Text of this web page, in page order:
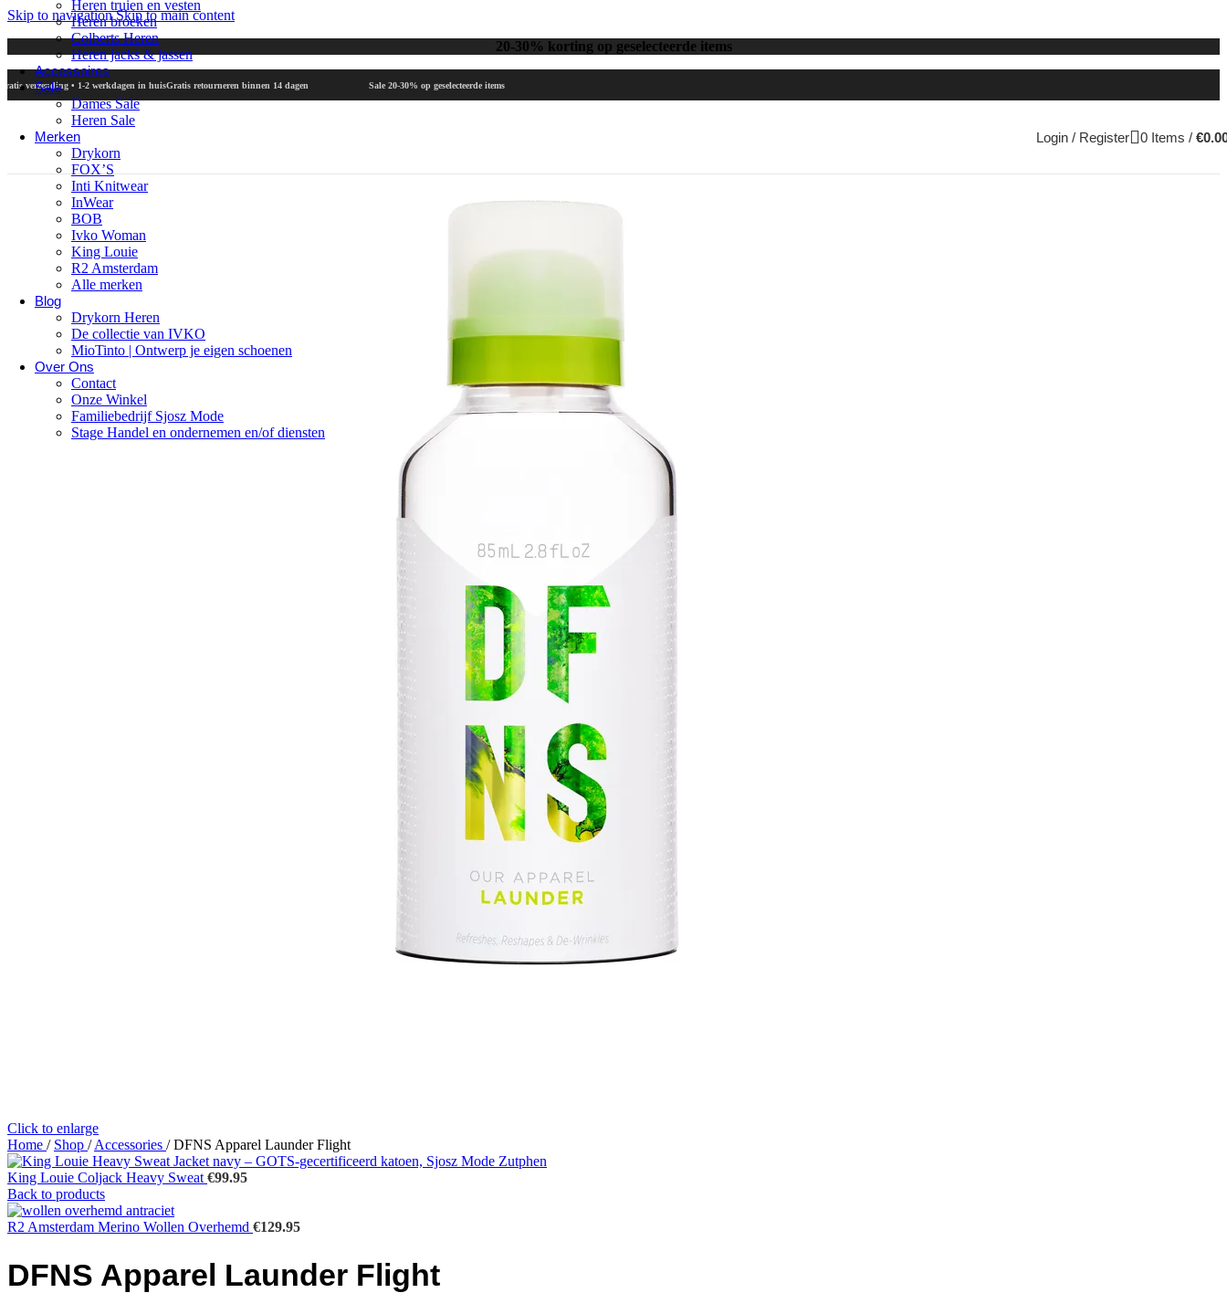
Skip to navigationSkip to main content
20-30% korting op geselecteerde items
verzending • 1-2 werkdagen in huisGratis retourneren binnen 14 dagen Sale 20-30% op geselecteerde items
Heren truien en vesten
Heren broeken
Colberts Heren
Heren jacks & jassen
Accessoires
Sale
Dames Sale
Heren Sale
Merken
Drykorn
FOX’S
Inti Knitwear
InWear
BOB
Ivko Woman
King Louie
R2 Amsterdam
Alle merken
Blog
Drykorn Heren
De collectie van IVKO
MioTinto | Ontwerp je eigen schoenen
Over Ons
Contact
Onze Winkel
Familiebedrijf Sjosz Mode
Stage Handel en ondernemen en/of diensten
Login / Register 0 Items / €
Click to enlarge
Home / Shop / Accessories / DFNS Apparel Launder Flight
King Louie Coljack Heavy Sweat €99.95
Back to products
R2 Amsterdam Merino Wollen Overhemd €129.95
DFNS Apparel Launder Flight